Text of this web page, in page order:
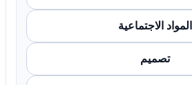
المواد الاجتماعية
تصميم